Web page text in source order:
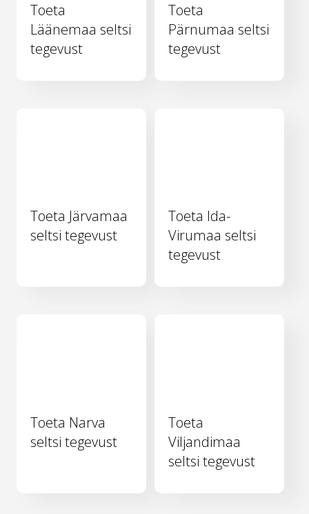
Toeta
Läänemaa seltsi
tegevust
Toeta
Pärnumaa seltsi
tegevust
Toeta Järvamaa
seltsi tegevust
Toeta Ida-
Virumaa seltsi
tegevust
Toeta Narva
seltsi tegevust
Toeta
Viljandimaa
seltsi tegevust